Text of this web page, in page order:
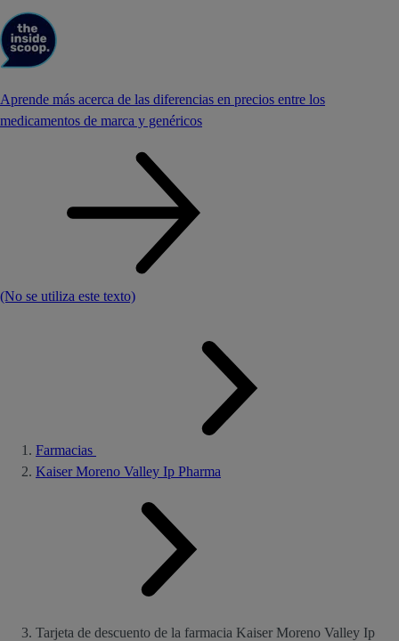
Aprende más acerca de las diferencias en precios entre los
medicamentos de marca y genéricos
(No se utiliza este texto)
Farmacias
Kaiser Moreno Valley Ip Pharma
Tarjeta de descuento de la farmacia Kaiser Moreno Valley Ip